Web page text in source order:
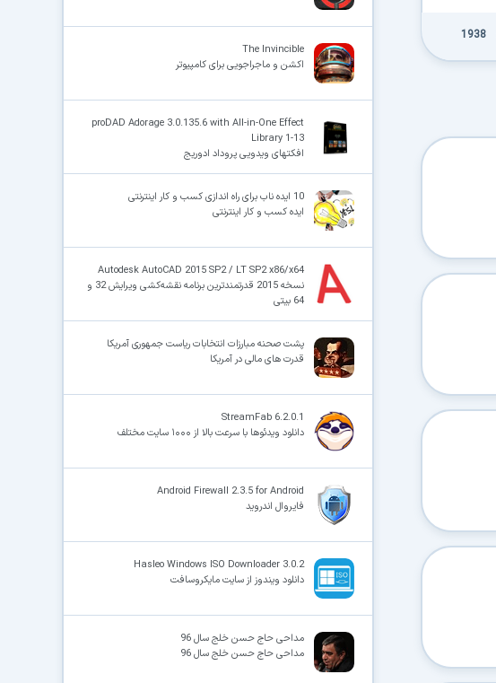
1938
The Invincible
اکشن و ماجراجویی برای کامپیوتر
proDAD Adorage 3.0.135.6 with All-in-One Effect
Library 1-13
افکتهای ویدویی پروداد ادوریج
10 ایده ناب برای راه اندازی کسب و کار اینترنتی
ایده کسب و کار اینترنتی
Autodesk AutoCAD 2015 SP2 / LT SP2 x86/x64
نسخه 2015 قدرتمندترین برنامه نقشه‌کشی ویرایش 32 و
64 بیتی
پشت صحنه مبارزات انتخابات ریاست جمهوری آمریکا
قدرت های مالی در آمریکا
StreamFab 6.2.0.1
دانلود ویدئوها با سرعت بالا از ۱۰۰۰ سایت مختلف
Android Firewall 2.3.5 for Android
فایروال اندروید
Hasleo Windows ISO Downloader 3.0.2
دانلود ویندوز از سایت مایکروسافت
مداحی حاج حسن خلج سال 96
مداحی حاج حسن خلج سال 96